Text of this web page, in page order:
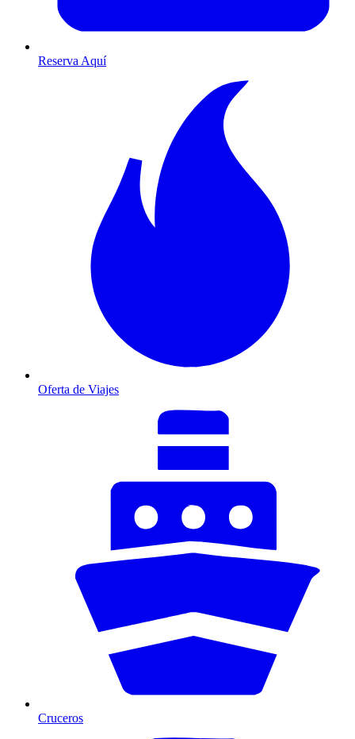
Reserva Aquí
Oferta de Viajes
Cruceros